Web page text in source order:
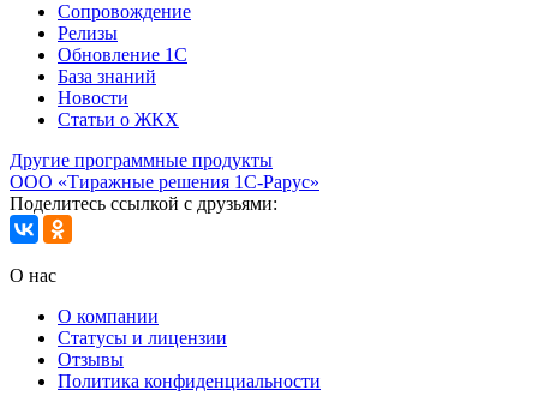
Сопровождение
Релизы
Обновление 1С
База знаний
Новости
Статьи о ЖКХ
Другие программные продукты
ООО «Тиражные решения 1С-Рарус»
Поделитесь ссылкой с друзьями:
О нас
О компании
Статусы и лицензии
Отзывы
Политика конфиденциальности